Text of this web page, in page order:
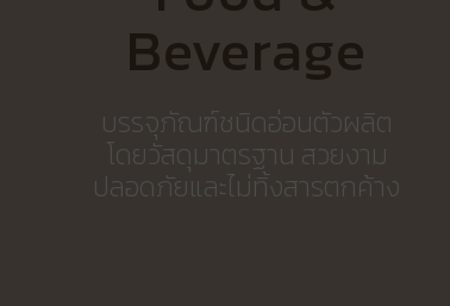
Beverage
บรรจุภัณฑ์ชนิดอ่อนตัวผลิต
โดยวัสดุมาตรฐาน สวยงาม
ปลอดภัยและไม่ทิ้งสารตกค้าง